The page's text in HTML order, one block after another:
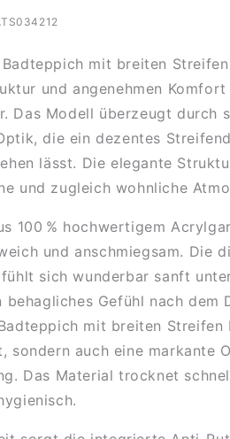
breiten
Ray
mit breiten
und angenehmen
Das Modell überzeugt durch
die ein dezentes
lässt. Die elegante
und zugleich wohnliche
100 % hochwertigem
und anschmiegsam. Die
sich wunderbar sanft
behagliches Gefühl nach dem
mit breiten Streifen
sondern auch eine markante
Das Material trocknet